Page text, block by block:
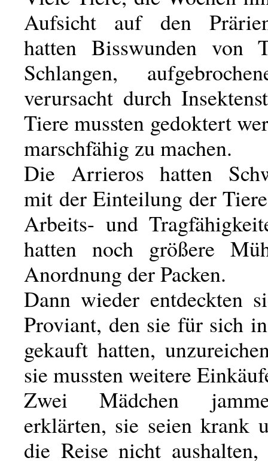
Aufsicht auf den
hatten Bisswunden von
Schlangen,
verursacht durch
Tiere mussten gedoktert
marschfähig zu machen.
Die Arrieros hatten
mit der Einteilung der
Arbeits- und
hatten noch größere
Anordnung der Packen.
Dann wieder entdeckten
Proviant, den sie für sich
gekauft hatten,
sie mussten weitere
Zwei Mädchen
erklärten, sie seien krank
die Reise nicht